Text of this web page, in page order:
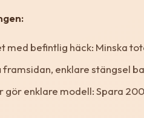
med befintlig häck: Minska
enklare stängsel
gör enklare modell: Spara